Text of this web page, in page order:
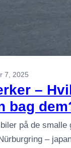
7, 2025
–
bag
på de
–